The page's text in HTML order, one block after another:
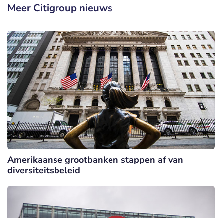
Meer Citigroup nieuws
Amerikaanse grootbanken stappen af van
diversiteitsbeleid